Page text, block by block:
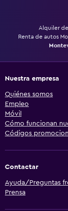
Alquiler
Renta de autos
Nuestra empresa
Quiénes somos
Empleo
Móvil
Cómo funcionan
Códigos
Contactar
Ayuda/Preguntas
Prensa